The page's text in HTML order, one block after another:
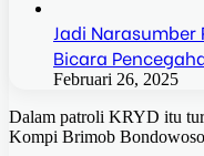
Jadi
Bicara
Februari 26, 2025
Dalam patroli KRYD itu
Kompi Brimob